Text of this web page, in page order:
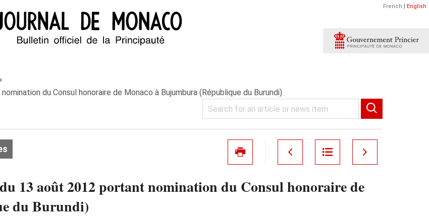
French | English
du Consul honoraire de Monaco à Bujumbura (République du Burundi)
13 août 2012 portant nomination du Consul honoraire de
du Burundi)